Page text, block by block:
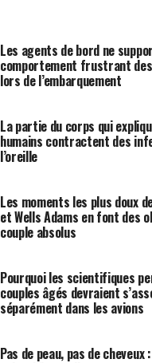
Les agents de bord ne
comportement frustrant
lors de l’embarquement
La partie du corps qui
humains contractent des
l’oreille
Les moments les plus doux
et Wells Adams en font des
couple absolus
Pourquoi les scientifiques
couples âgés devraient
séparément dans les avions
Pas de peau, pas de cheveux